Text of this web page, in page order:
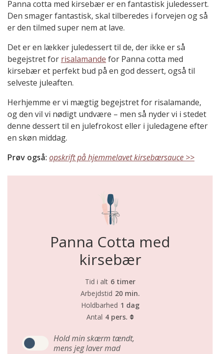
Panna cotta med kirsebær er en fantastisk juledessert.
Den smager fantastisk, skal tilberedes i forvejen og så
er den tilmed super nem at lave.
Det er en lækker juledessert til de, der ikke er så
begejstret for risalamande for Panna cotta med
kirsebær et perfekt bud på en god dessert, også til
selveste juleaften.
Herhjemme er vi mægtig begejstret for risalamande,
og den vil vi nødigt undvære – men så nyder vi i stedet
denne dessert til en julefrokost eller i juledagene efter
en skøn middag.
Prøv også: opskrift på hjemmelavet kirsebærsauce >>
Panna Cotta med
kirsebær
Tid i alt 6 timer
Arbejdstid 20 min.
Holdbarhed 1 dag
Antal 4 pers.
Hold min skærm tændt,
mens jeg laver mad